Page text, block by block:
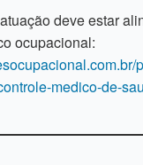
deve estar
ocupacional:
medico-de-